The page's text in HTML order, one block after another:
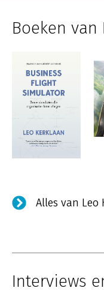
Boeken van
Alles van Leo
Interviews